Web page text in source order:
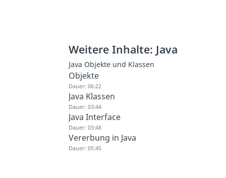
Weitere Inhalte: Java
Java Objekte und Klassen
Objekte
Dauer: 06:22
Java Klassen
Dauer: 03:44
Java Interface
Dauer: 03:48
Vererbung in Java
Dauer: 05:45